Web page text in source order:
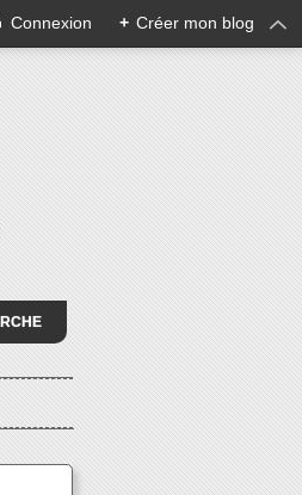
Connexion + Créer mon blog